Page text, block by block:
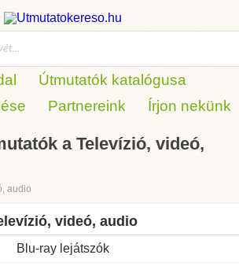
Útmutatók katalógusa
Partnereink Írjon nekünk
a Televízió, videó,
audio
videó, audio
Blu-ray lejátszók